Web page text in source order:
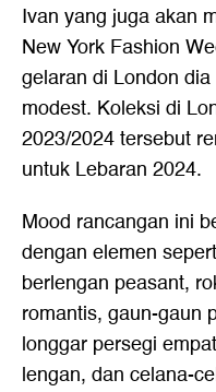
Ivan yang juga akan
New York Fashion
gelaran di London
modest. Koleksi di
2023/2024 tersebut
untuk Lebaran 2024.
Mood rancangan ini
dengan elemen
berlengan peasant,
romantis, gaun-gaun
longgar persegi
lengan, dan celana-